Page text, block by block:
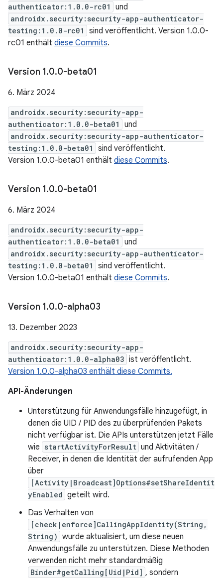
authenticator:1.0.0-rc01
und
androidx.security:security-app-authenticator-
testing:1.0.0-rc01
sind veröffentlicht. Version 1.0.0-
rc01 enthält diese Commits.
Version 1.0.0-beta01
6. März 2024
androidx.security:security-app-
authenticator:1.0.0-beta01
und
androidx.security:security-app-authenticator-
testing:1.0.0-beta01
sind veröffentlicht.
Version 1.0.0-beta01 enthält diese Commits.
Version 1.0.0-beta01
6. März 2024
androidx.security:security-app-
authenticator:1.0.0-beta01
und
androidx.security:security-app-authenticator-
testing:1.0.0-beta01
sind veröffentlicht.
Version 1.0.0-beta01 enthält diese Commits.
Version 1.0.0-alpha03
13. Dezember 2023
androidx.security:security-app-
authenticator:1.0.0-alpha03 ist veröffentlicht.
Version 1.0.0-alpha03 enthält diese Commits.
API-Änderungen
Unterstützung für Anwendungsfälle hinzugefügt, in
denen die UID / PID des zu überprüfenden Pakets
nicht verfügbar ist. Die APIs unterstützen jetzt Fälle
wie startActivityForResult und Aktivitäten /
Receiver, in denen die Identität der aufrufenden App
über
[Activity|Broadcast]Options#setShareIdentit
yEnabled geteilt wird.
Das Verhalten von
[check|enforce]CallingAppIdentity(String,
String) wurde aktualisiert, um diese neuen
Anwendungsfälle zu unterstützen. Diese Methoden
verwenden nicht mehr standardmäßig
Binder#getCalling[Uid|Pid] , sondern